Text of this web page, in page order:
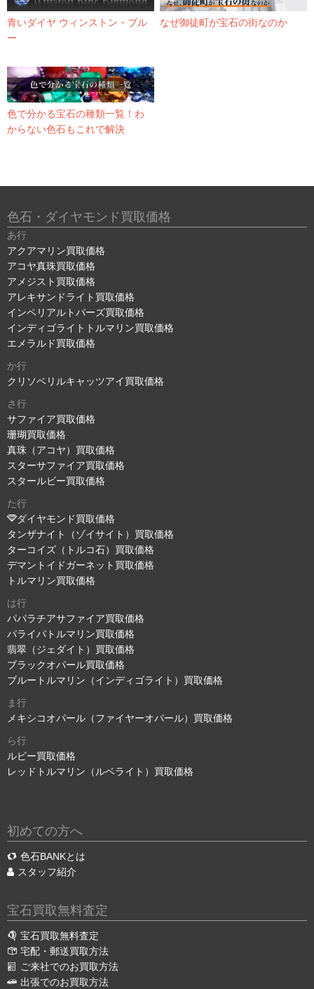
青いダイヤ ウィンストン・ブル
ー
なぜ御徒町が宝石の街なのか
色で分かる宝石の種類一覧！わ
からない色石もこれで解決
色石・ダイヤモンド買取価格
あ行
アクアマリン買取価格
アコヤ真珠買取価格
アメジスト買取価格
アレキサンドライト買取価格
インペリアルトパーズ買取価格
インディゴライトトルマリン買取価格
エメラルド買取価格
か行
クリソベリルキャッツアイ買取価格
さ行
サファイア買取価格
珊瑚買取価格
真珠（アコヤ）買取価格
スターサファイア買取価格
スタールビー買取価格
た行
ダイヤモンド買取価格
タンザナイト（ゾイサイト）買取価格
ターコイズ（トルコ石）買取価格
デマントイドガーネット買取価格
トルマリン買取価格
は行
パパラチアサファイア買取価格
パライバトルマリン買取価格
翡翠（ジェダイト）買取価格
ブラックオパール買取価格
ブルートルマリン（インディゴライト）買取価格
ま行
メキシコオパール（ファイヤーオパール）買取価格
ら行
ルビー買取価格
レッドトルマリン（ルベライト）買取価格
初めての方へ
色石BANKとは
スタッフ紹介
宝石買取無料査定
宝石買取無料査定
宅配・郵送買取方法
ご来社でのお買取方法
出張でのお買取方法